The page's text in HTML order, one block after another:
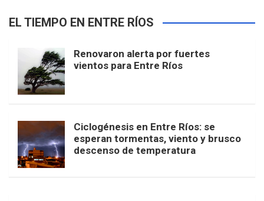
EL TIEMPO EN ENTRE RÍOS
Renovaron alerta por fuertes
vientos para Entre Ríos
Ciclogénesis en Entre Ríos: se
esperan tormentas, viento y brusco
descenso de temperatura